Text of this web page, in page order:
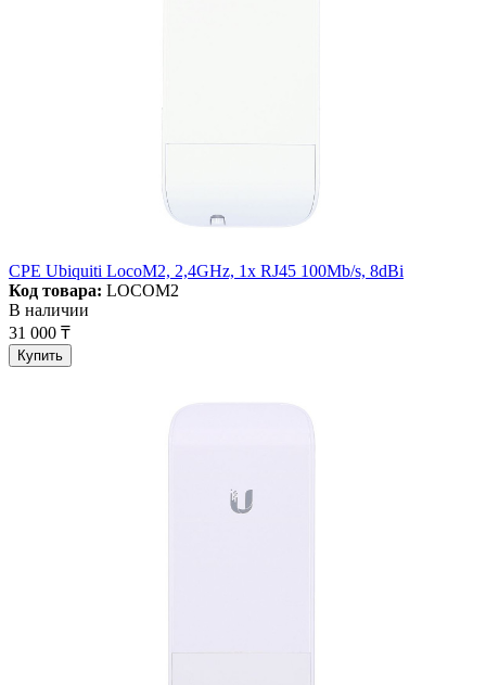
CPE Ubiquiti LocoM2, 2,4GHz, 1x RJ45 100Mb/s, 8dBi
Код товара: LOCOM2
В наличии
31 000 ₸
Купить